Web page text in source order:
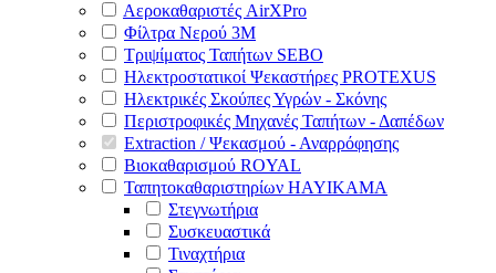
Αεροκαθαριστές AirXPro
Φίλτρα Νερού 3M
Τριψίματος Ταπήτων SEBO
Ηλεκτροστατικοί Ψεκαστήρες PROTEXUS
Ηλεκτρικές Σκούπες Υγρών - Σκόνης
Περιστροφικές Μηχανές Ταπήτων - Δαπέδων
Extraction / Ψεκασμού - Αναρρόφησης
Βιοκαθαρισμού ROYAL
Ταπητοκαθαριστηρίων HAYIKAMA
Στεγνωτήρια
Συσκευαστικά
Τιναχτήρια